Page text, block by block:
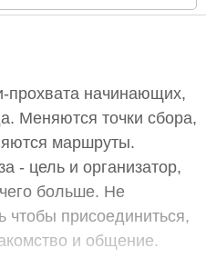
прохвата начинающих,
Меняются точки сбора,
маршруты.
- цель и организатор,
больше. Не
чтобы присоединиться,
и общение.